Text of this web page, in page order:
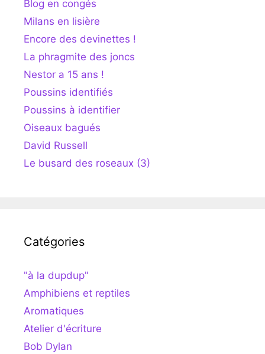
Blog en congés
Milans en lisière
Encore des devinettes !
La phragmite des joncs
Nestor a 15 ans !
Poussins identifiés
Poussins à identifier
Oiseaux bagués
David Russell
Le busard des roseaux (3)
Catégories
"à la dupdup"
Amphibiens et reptiles
Aromatiques
Atelier d'écriture
Bob Dylan